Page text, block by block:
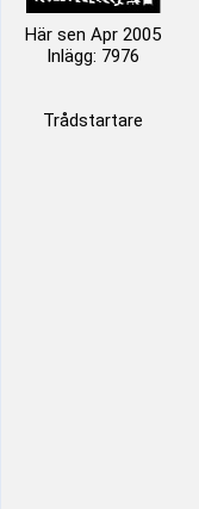
Här sen Apr 2005
Inlägg: 7976
Trådstartare